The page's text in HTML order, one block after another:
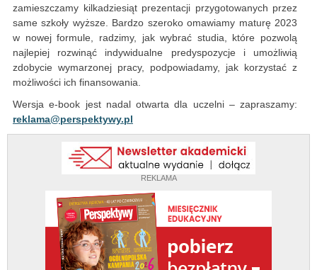
REKLAMA
zamieszczamy kilkadziesiąt prezentacji przygotowanych przez
same szkoły wyższe. Bardzo szeroko omawiamy maturę 2023
w nowej formule, radzimy, jak wybrać studia, które pozwolą
najlepiej rozwinąć indywidualne predyspozycje i umożliwią
zdobycie wymarzonej pracy, podpowiadamy, jak korzystać z
możliwości ich finansowania.
Wersja e-book jest nadal otwarta dla uczelni – zapraszamy:
reklama@perspektywy.pl